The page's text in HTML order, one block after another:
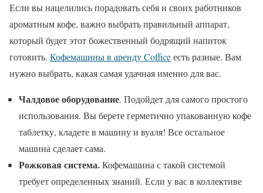
Если вы нацелились порадовать себя и своих работников
ароматным кофе, важно выбрать правильный аппарат,
который будет этот божественный бодрящий напиток
готовить. Кофемашины в аренду Cofficeесть разные. Вам
нужно выбрать, какая самая удачная именно для вас.
Чалдовое оборудование. Подойдет для самого простого
использования. Вы берете герметично упакованную кофе
таблетку, кладете в машину и вуаля! Все остальное
машина сделает сама.
Рожковая система.Кофемашина с такой системой
требует определенных знаний. Если у вас в коллективе